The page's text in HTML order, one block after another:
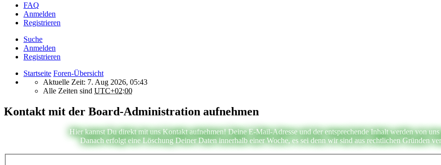
FAQ
Anmelden
Registrieren
Suche
Anmelden
Registrieren
Startseite Foren-Übersicht
Aktuelle Zeit: 7. Aug 2026, 05:43
Alle Zeiten sind UTC+02:00
Kontakt mit der Board-Administration aufnehmen
Hier kannst Du direkt mit uns Kontakt aufnehmen! Deine E-Mail-Adresse und der entsprechende Inhalt werden von
Danach erfolgt eine Löschung Deiner Daten innerhalb einer Woche, es sei denn wir sind aus rechtlichen Gründen